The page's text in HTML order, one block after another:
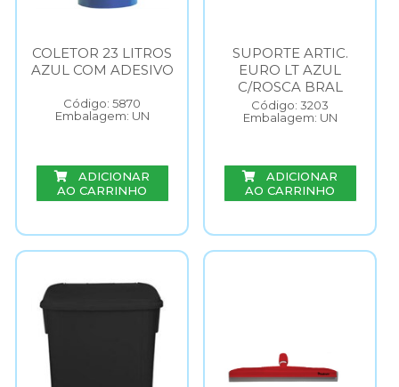
COLETOR 23 LITROS
AZUL COM ADESIVO
Código: 5870
Embalagem: UN
ADICIONAR
AO CARRINHO
SUPORTE ARTIC.
EURO LT AZUL
C/ROSCA BRAL
Código: 3203
Embalagem: UN
ADICIONAR
AO CARRINHO